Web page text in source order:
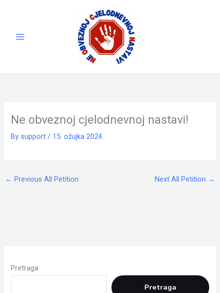
Ne obveznoj cjelodnevnoj nastavi!
By support/ 15. ožujka 2024.
← Previous All Petition Next All Petition →
Pretraga
Pretraga